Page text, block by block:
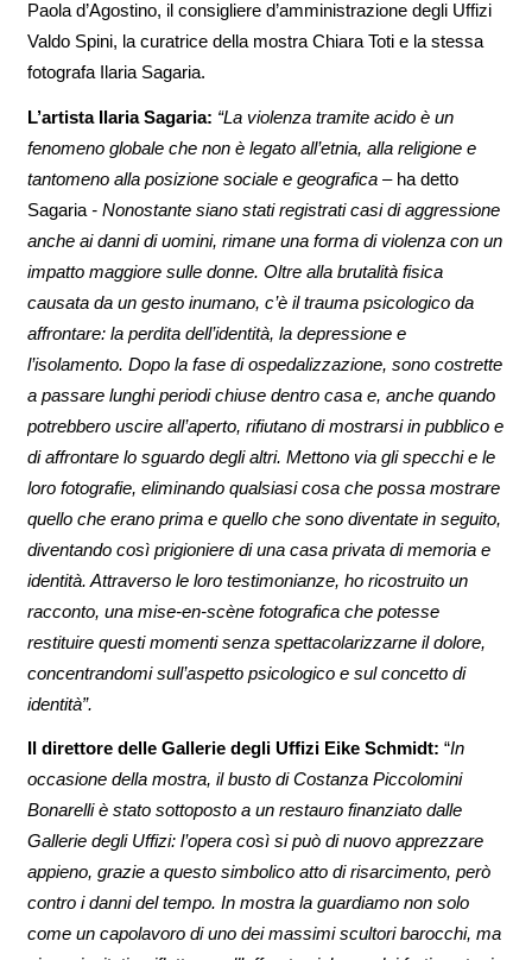
Paola d’Agostino, il consigliere d’amministrazione degli Uffizi
Valdo Spini, la curatrice della mostra Chiara Toti e la stessa
fotografa Ilaria Sagaria.
L’artista Ilaria Sagaria: “La violenza tramite acido è un
fenomeno globale che non è legato all’etnia, alla religione e
tantomeno alla posizione sociale e geografica – ha detto
Sagaria- Nonostante siano stati registrati casi di aggressione
anche ai danni di uomini, rimane una forma di violenza con un
impatto maggiore sulle donne. Oltre alla brutalità fisica
causata da un gesto inumano, c’è il trauma psicologico da
affrontare: la perdita dell’identità, la depressione e
l’isolamento. Dopo la fase di ospedalizzazione, sono costrette
a passare lunghi periodi chiuse dentro casa e, anche quando
potrebbero uscire all’aperto, rifiutano di mostrarsi in pubblico e
di affrontare lo sguardo degli altri. Mettono via gli specchi e le
loro fotografie, eliminando qualsiasi cosa che possa mostrare
quello che erano prima e quello che sono diventate in seguito,
diventando così prigioniere di una casa privata di memoria e
identità. Attraverso le loro testimonianze, ho ricostruito un
racconto, una mise-en-scène fotografica che potesse
restituire questi momenti senza spettacolarizzarne il dolore,
concentrandomi sull’aspetto psicologico e sul concetto di
identità”.
Il direttore delle Gallerie degli Uffizi Eike Schmidt: “In
occasione della mostra, il busto di Costanza Piccolomini
Bonarelli è stato sottoposto a un restauro finanziato dalle
Gallerie degli Uffizi: l’opera così si può di nuovo apprezzare
appieno, grazie a questo simbolico atto di risarcimento, però
contro i danni del tempo. In mostra la guardiamo non solo
come un capolavoro di uno dei massimi scultori barocchi, ma